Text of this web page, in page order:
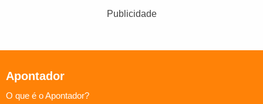
Publicidade
Apontador
O que é o Apontador?